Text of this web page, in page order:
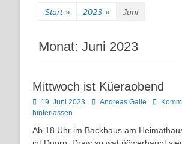
Start » 2023 » Juni
Monat: Juni 2023
Mittwoch ist Küeraobend
Posted
on
19. Juni 2023 AutorAndreas Galle
hinterlassen
Ab 18 Uhr im Backhaus am